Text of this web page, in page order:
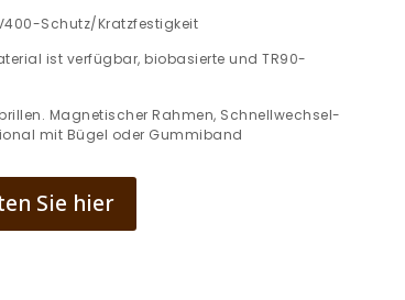
Schutz/Kratzfestigkeit
ist verfügbar, biobasierte und TR90-
Magnetischer Rahmen, Schnellwechsel-
mit Bügel oder Gummiband
Sie hier